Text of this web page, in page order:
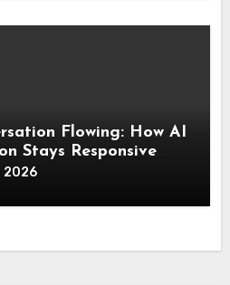
Flowing: How AI
Stays Responsive
2026